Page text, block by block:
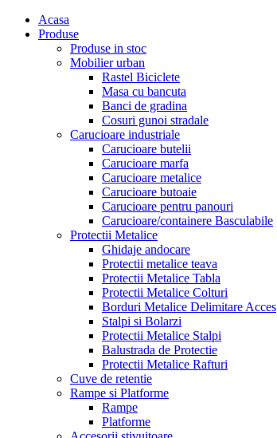
Acasa
Produse
Produse in stoc
Mobilier urban
Rastel Biciclete
Masa cu bancuta
Banci de gradina
Cosuri gunoi stradale
Carucioare industriale
Carucioare butelii
Carucioare marfa
Carucioare metalice
Carucioare butoaie
Carucioare pentru panouri
Carucioare/containere Basculabile
Protectii Metalice
Ghidaje andocare
Protectii metalice teava
Protectii Metalice Tabla
Protectii Metalice Colturi
Borduri Metalice Delimitare Acces
Stalpi si Bolarzi
Protectii Metalice Stalpi
Balustrada de Protectie
Protectii Metalice Rafturi
Cuve de retentie
Rampe si Platforme
Rampe
Platforme